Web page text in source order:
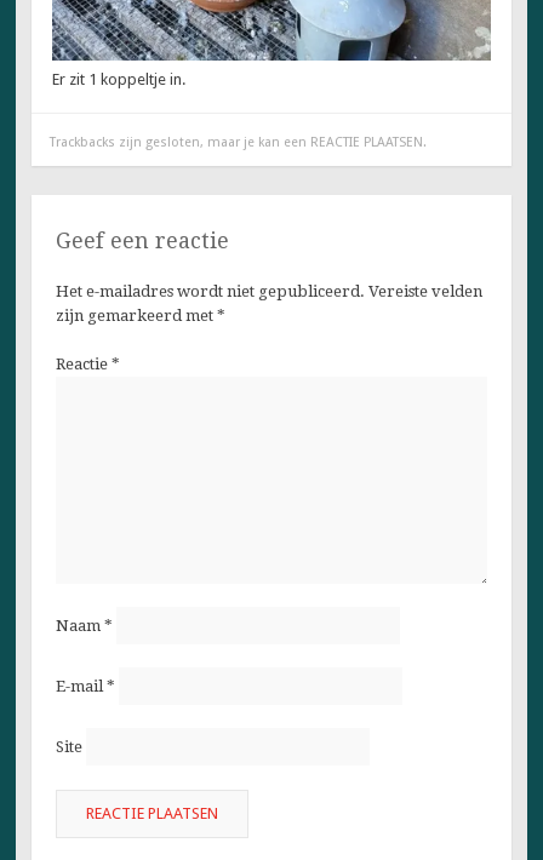
Er zit 1 koppeltje in.
Trackbacks zijn gesloten, maar je kan een REACTIE PLAATSEN.
Geef een reactie
Het e-mailadres wordt niet gepubliceerd. Vereiste velden
zijn gemarkeerd met *
Reactie *
Naam *
E-mail*
Site